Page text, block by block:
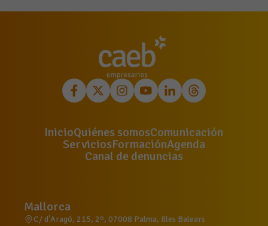
InicioQuiénes somosComunicación
ServiciosFormaciónAgenda
Canal de denuncias
Mallorca
C/ d'Aragó, 215, 2º, 07008 Palma, Illes Balears